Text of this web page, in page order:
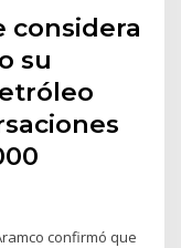
considera
su
confirmó que